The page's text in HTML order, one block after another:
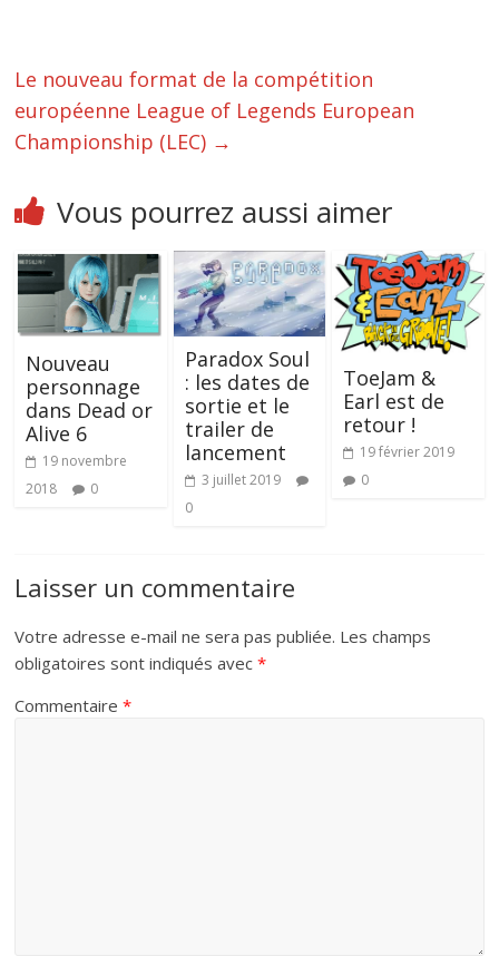
Le nouveau format de la compétition
européenne League of Legends European
Championship (LEC) →
Vous pourrez aussi aimer
Nouveau
personnage
dans Dead or
Alive 6
19 novembre
2018
0
Paradox Soul
: les dates de
sortie et le
trailer de
lancement
3 juillet 2019
0
ToeJam &
Earl est de
retour !
19 février 2019
0
Laisser un commentaire
Votre adresse e-mail ne sera pas publiée. Les champs
obligatoires sont indiqués avec*
Commentaire*